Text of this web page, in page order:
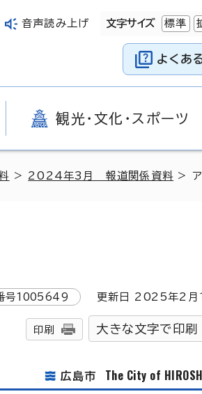
音声読み上げ 文字サイズ 標準
よくあ
観光・文化・スポーツ
> 2024年3月 報道関係資料 > ア
号1005649 更新日 2025年2月
印刷 大きな文字で印刷
広島市 The City of